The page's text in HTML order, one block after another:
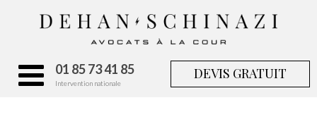
01 85 73 41 85
Intervention nationale
DEVIS GRATUIT